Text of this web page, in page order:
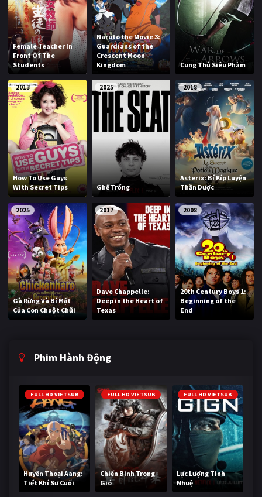
Female Teacher In
Front Of The
Students
Naruto the Movie 3:
Guardians of the
Crescent Moon
Kingdom
Cung Thủ Siêu Phàm
2013
How To Use Guys
With Secret Tips
2025
Ghế Trống
2018
Asterix: Bí Kíp Luyện
Thần Dược
2025
Gà Rừng Và Bí Mật
Của Con Chuột Chũi
2017
Dave Chappelle:
Deep in the Heart of
Texas
2008
20th Century Boys 1:
Beginning of the
End
Phim Hành Động
FULL HD VIETSUB
Huyền Thoại Aang:
Tiết Khí Sư Cuối
Cùng
FULL HD VIETSUB
Chiến Binh Trong
Gió
FULL HD VIETSUB
Lực Lượng Tinh
Nhuệ